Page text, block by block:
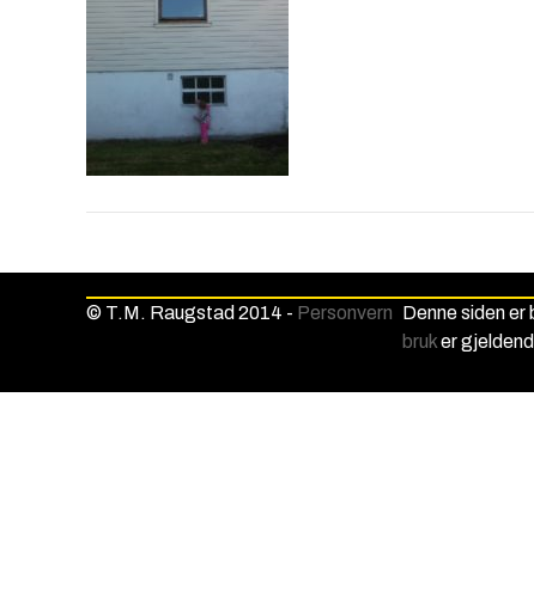
© T.M. Raugstad 2014 - Personvern Denne siden
bruker